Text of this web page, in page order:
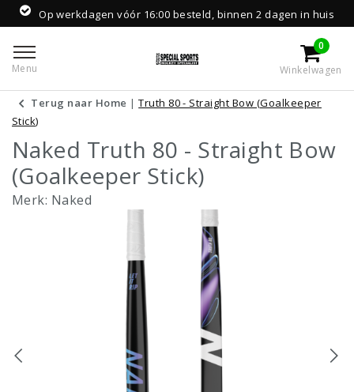
Op werkdagen vóór 16:00 besteld, binnen 2 dagen in huis
Menu
0
Winkelwagen
Terug naar Home |Truth 80 - Straight Bow (Goalkeeper
Stick)
Naked Truth 80 - Straight Bow
(Goalkeeper Stick)
Merk: Naked